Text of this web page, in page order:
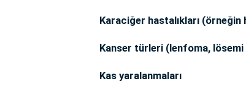
Karaciğer hastalıkları
Kanser türleri (lenfoma,
Kas yaralanmaları